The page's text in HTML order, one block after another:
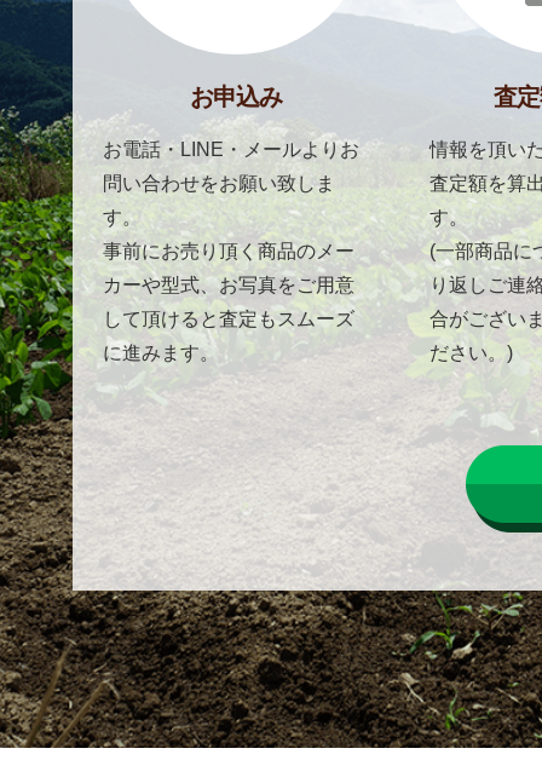
お申込み
お電話・LINE・メールよりお
問い合わせをお願い致しま
す。
事前にお売り頂く商品のメー
カーや型式、お写真をご用意
して頂けると査定もスムーズ
に進みます。
査
情報を頂い
査定額を算
す。
(一部商品に
り返しご連
合がござい
ださい。)